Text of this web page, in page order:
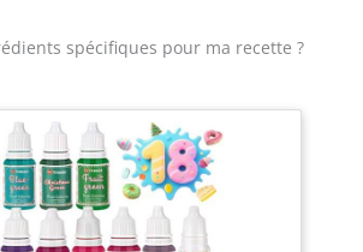
spécifiques pour ma recette ?